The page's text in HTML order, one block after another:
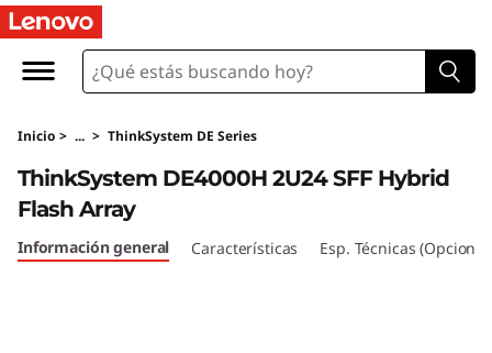
M
Inicio > ... > ThinkSystem DE Series
ThinkSystem DE4000H 2U24 SFF Hybrid
Flash Array
Información general Características Esp. Técnicas